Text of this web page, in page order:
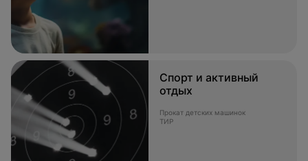
Спорт и активный
отдых
Прокат детских машинок
ТИР